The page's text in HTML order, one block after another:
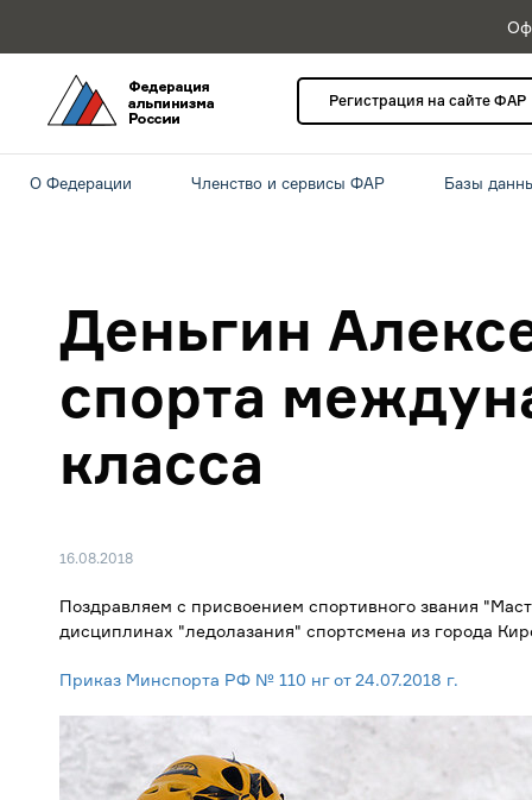
Регистрация на сайте ФАР
О Федерации Членство и сервисы ФАР Базы
Деньгин
спорта
класса
16.08.2018
Поздравляем с присвоением спортивного звания
дисциплинах "ледолазания" спортсмена из города
Приказ Минспорта РФ № 110 нг от 24.07.2018 г.